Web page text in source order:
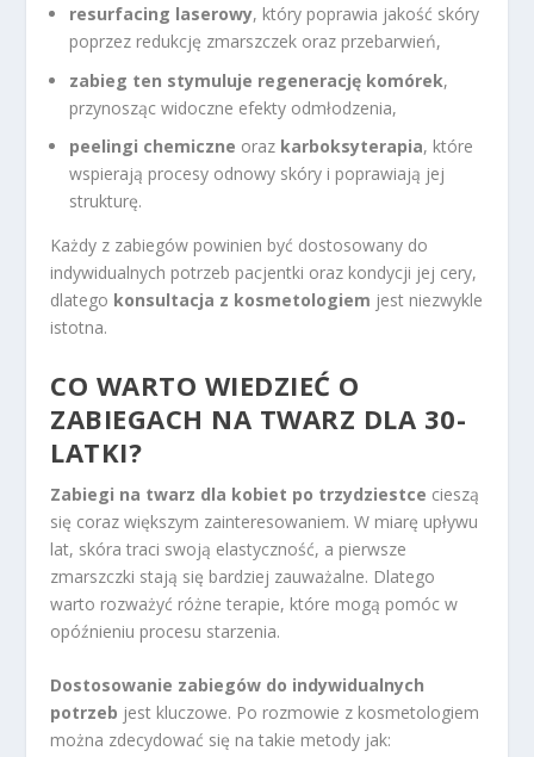
resurfacing laserowy, który poprawia jakość skóry
poprzez redukcję zmarszczek oraz przebarwień,
zabieg ten stymuluje regenerację komórek,
przynosząc widoczne efekty odmłodzenia,
peelingi chemiczne oraz karboksyterapia, które
wspierają procesy odnowy skóry i poprawiają jej
strukturę.
Każdy z zabiegów powinien być dostosowany do
indywidualnych potrzeb pacjentki oraz kondycji jej cery,
dlatego konsultacja z kosmetologiem jest niezwykle
istotna.
CO WARTO WIEDZIEĆ O
ZABIEGACH NA TWARZ DLA 30-
LATKI?
Zabiegi na twarz dla kobiet po trzydziestce cieszą
się coraz większym zainteresowaniem. W miarę upływu
lat, skóra traci swoją elastyczność, a pierwsze
zmarszczki stają się bardziej zauważalne. Dlatego
warto rozważyć różne terapie, które mogą pomóc w
opóźnieniu procesu starzenia.
Dostosowanie zabiegów do indywidualnych
potrzeb jest kluczowe. Po rozmowie z kosmetologiem
można zdecydować się na takie metody jak: